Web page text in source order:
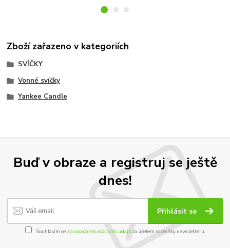
Zboží zařazeno v kategoriích
SVÍČKY
Vonné svíčky
Yankee Candle
Buď v obraze a registruj se ještě
dnes!
Přihlásit se
Souhlasím se zpracováním osobních údajůza účelem rozesílky newsletteru.